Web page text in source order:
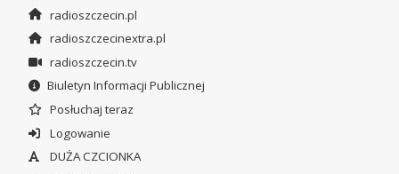
radioszczecin.pl
radioszczecinextra.pl
radioszczecin.tv
Biuletyn Informacji Publicznej
Posłuchaj teraz
Logowanie
DUŻA CZCIONKA